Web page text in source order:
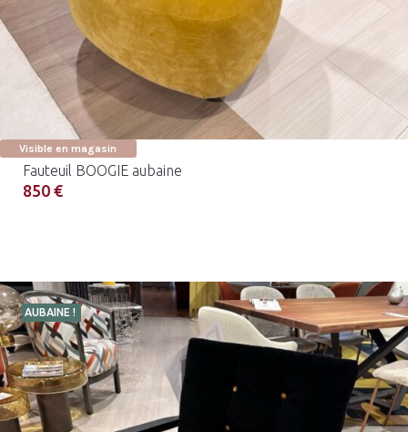
Visible en magasin
Fauteuil BOOGIE aubaine
850 €
AUBAINE !